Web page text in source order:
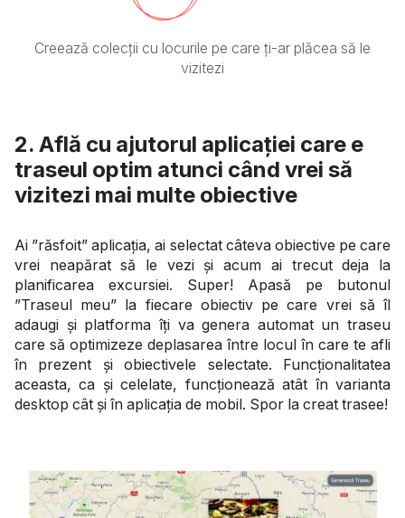
Creează colecții cu locurile pe care ți-ar plăcea să le
vizitezi
2. Află cu ajutorul aplicației care e
traseul optim atunci când vrei să
vizitezi mai multe obiective
Ai ”răsfoit” aplicația, ai selectat câteva obiective pe care
vrei neapărat să le vezi și acum ai trecut deja la
planificarea excursiei. Super! Apasă pe butonul
”Traseul meu” la fiecare obiectiv pe care vrei să îl
adaugi și platforma îți va genera automat un traseu
care să optimizeze deplasarea între locul în care te afli
în prezent și obiectivele selectate. Funcționalitatea
aceasta, ca și celelate, funcționează atât în varianta
desktop cât și în aplicația de mobil. Spor la creat trasee!